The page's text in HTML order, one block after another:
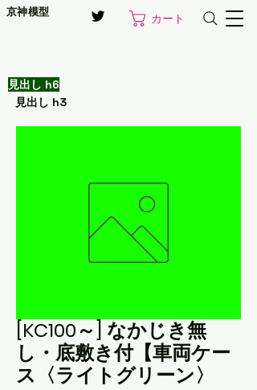
京神模型 カート
見出し h6
見出し h3
[KC100～] なかじき無
し・底敷き付【車両ケー
ス〈ライトグリーン〉